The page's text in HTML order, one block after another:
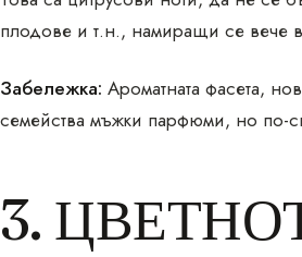
плодове и т.н., намиращи се вече
Забележка: Ароматната фасета,
семейства мъжки парфюми, но по-
3.